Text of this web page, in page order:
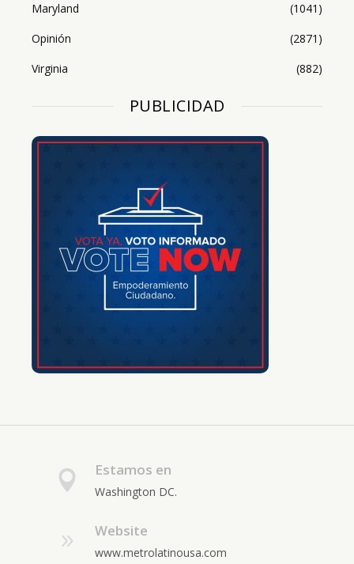
Maryland
(1041)
Opinión
(2871)
Virginia
(882)
PUBLICIDAD
Estamos en
Washington DC.
Website
www.metrolatinousa.com